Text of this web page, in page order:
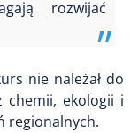
rozwijać
nie należał do
chemii, ekologii i
regionalnych.